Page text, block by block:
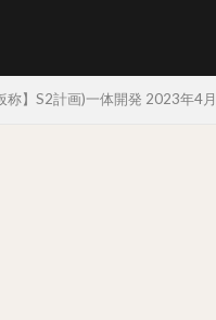
称】S2計画)一体開発 2023年4月